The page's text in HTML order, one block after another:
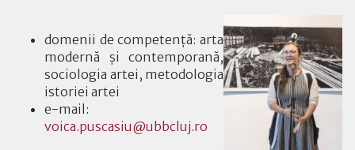
domenii de competenţă: arta
modernă și contemporană,
sociologia artei, metodologia
istoriei artei
e-mail:
voica.puscasiu@ubbcluj.ro